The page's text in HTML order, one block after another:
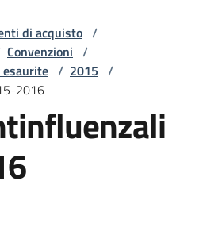
di acquisto /
Convenzioni /
esaurite / 2015 /
2016